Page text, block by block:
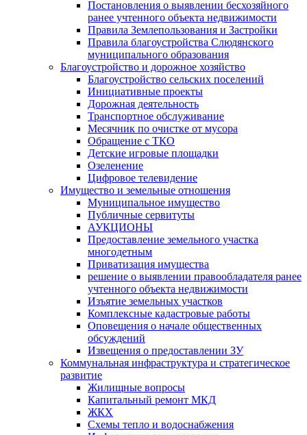
Постановления о выявлении бесхозяйного
ранее учтенного объекта недвижимости
Правила Землепользования и Застройки
Правила благоустройства Слюдянского
муниципального образования
Благоустройство и дорожное хозяйство
Благоустройство сельских поселений
Инициативные проекты
Дорожная деятельность
Транспортное обслуживание
Месячник по очистке от мусора
Обращение с ТКО
Детские игровые площадки
Озеленение
Цифровое телевидение
Имущество и земельные отношения
Муниципальное имущество
Публичные сервитуты
АУКЦИОНЫ
Предоставление земельного участка
многодетным
Приватизация имущества
решение о выявлении правообладателя ранее
учтенного объекта недвижимости
Изъятие земельных участков
Комплексные кадастровые работы
Оповещения о начале общественных
обсуждений
Извещения о предоставлении ЗУ
Коммунальная инфраструктура и стратегическое
развитие
Жилищные вопросы
Капитальный ремонт МКД
ЖКХ
Схемы тепло и водоснабжения